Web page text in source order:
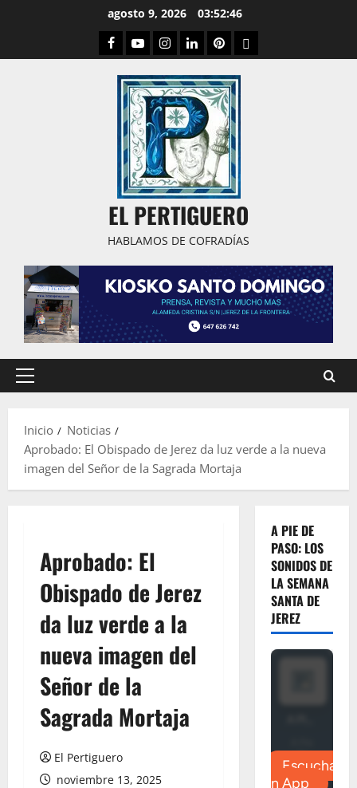
agosto 9, 2026 03:52:47
Facebook
YoutubeInstagram
LinkedPinterestDribbble
EL PERTIGUERO
HABLAMOS DE COFRADÍAS
Menú
Inicio
Noticias
Aprobado: El Obispado de Jerez da luz verde a la nueva
imagen del Señor de la Sagrada Mortaja
Aprobado: El
Obispado de Jerez
da luz verde a la
nueva imagen del
Señor de la
Sagrada Mortaja
El Pertiguero
noviembre 13, 2025
A PIE DE
PASO: LOS
SONIDOS DE
LA SEMANA
SANTA DE
JEREZ